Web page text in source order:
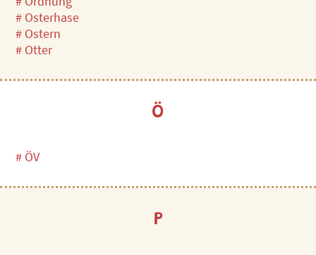
# Osterhase
# Ostern
# Otter
Ö
# ÖV
P